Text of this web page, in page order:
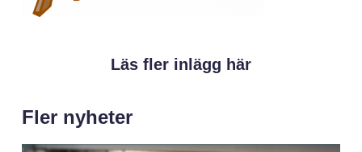
Läs fler inlägg här
Fler nyheter